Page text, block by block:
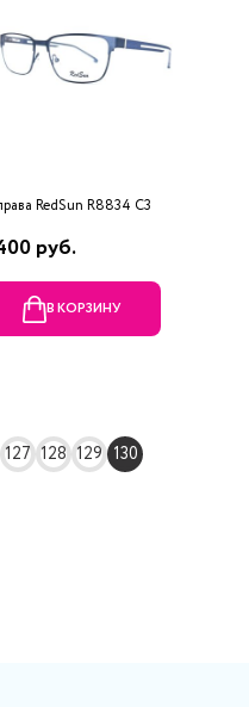
RedSun R8834 C3
руб.
В КОРЗИНУ
127 128 129 130